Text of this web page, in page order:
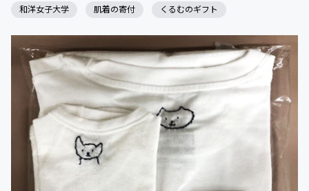
和洋女子大学 肌着の寄付 くるむのギフト